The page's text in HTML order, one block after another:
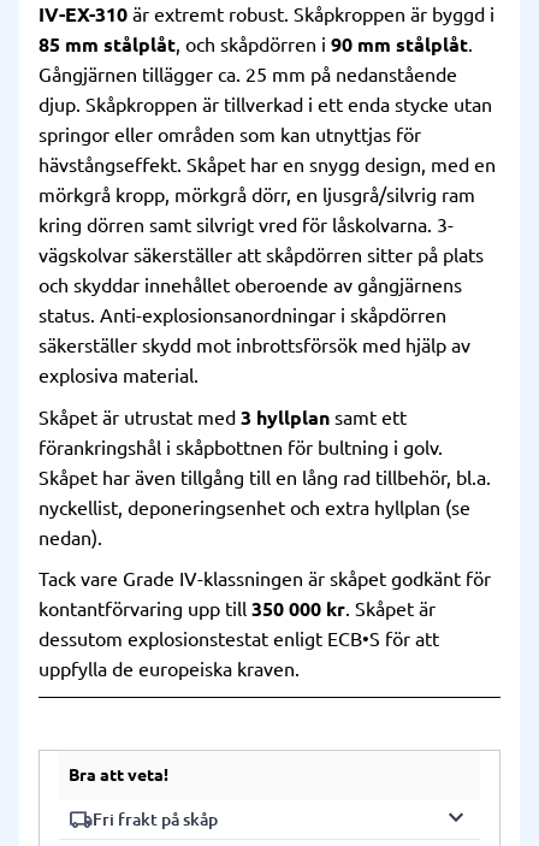
IV-EX-310 är extremt robust. Skåpkroppen är byggd i
85 mm stålplåt, och skåpdörren i 90 mm stålplåt.
Gångjärnen tillägger ca. 25 mm på nedanstående
djup. Skåpkroppen är tillverkad i ett enda stycke utan
springor eller områden som kan utnyttjas för
hävstångseffekt. Skåpet har en snygg design, med en
mörkgrå kropp, mörkgrå dörr, en ljusgrå/silvrig ram
kring dörren samt silvrigt vred för låskolvarna. 3-
vägskolvar säkerställer att skåpdörren sitter på plats
och skyddar innehållet oberoende av gångjärnens
status. Anti-explosionsanordningar i skåpdörren
säkerställer skydd mot inbrottsförsök med hjälp av
explosiva material.
Skåpet är utrustat med 3 hyllplan samt ett
förankringshål i skåpbottnen för bultning i golv.
Skåpet har även tillgång till en lång rad tillbehör, bl.a.
nyckellist, deponeringsenhet och extra hyllplan (se
nedan).
Tack vare Grade IV-klassningen är skåpet godkänt för
kontantförvaring upp till 350 000 kr. Skåpet är
dessutom explosionstestat enligt ECB•S för att
uppfylla de europeiska kraven.
Bra att veta!
local_shippingFri frakt på skåp keyboard_arrow_down